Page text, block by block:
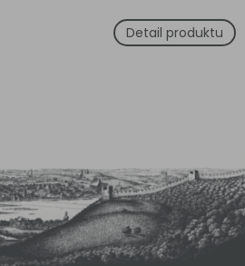
Detail produktu